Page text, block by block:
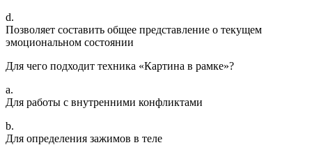
d.
Позволяет составить общее представление о текущем
эмоциональном состоянии
Для чего подходит техника «Картина в рамке»?
a.
Для работы с внутренними конфликтами
b.
Для определения зажимов в теле